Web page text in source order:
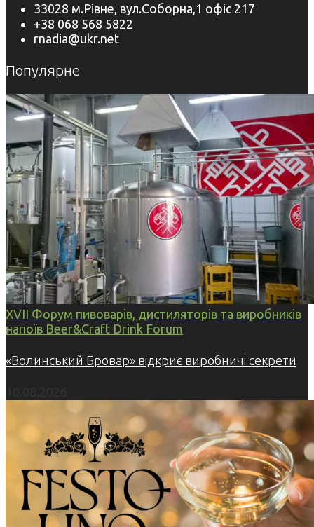
33028 м.Рівне, вул.Соборна,1 офіс 217
+38 068 568 5822
rnadia@ukr.net
Популярне
XVII Форум пивоварів, дистиляторів та виробників
напоїв Beer&Craft Drink Forum
«Волинський Бровар» відкриє виробничі секрети